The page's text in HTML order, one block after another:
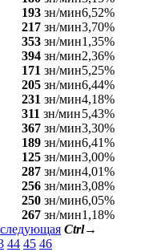
193 зн/мин6,52%
217 зн/мин3,70%
353 зн/мин1,35%
394 зн/мин2,36%
171 зн/мин5,25%
205 зн/мин6,44%
231 зн/мин4,18%
311 зн/мин5,43%
367 зн/мин3,30%
189 зн/мин6,41%
125 зн/мин3,00%
287 зн/мин4,01%
256 зн/мин3,08%
250 зн/мин6,05%
267 зн/мин1,18%
следующая Ctrl→
44 45 46